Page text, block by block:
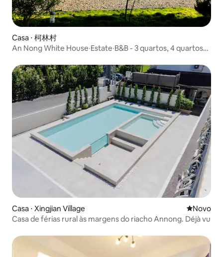
Casa ⋅ 柯林村
An Nong White House‧Estate‧B&B - 3 quartos, 4 quartos
reserva de toda a casa
Casa ⋅ Xingjian Village Novo
Novo
Casa de férias rural às margens do riacho Annong. Déjà vu